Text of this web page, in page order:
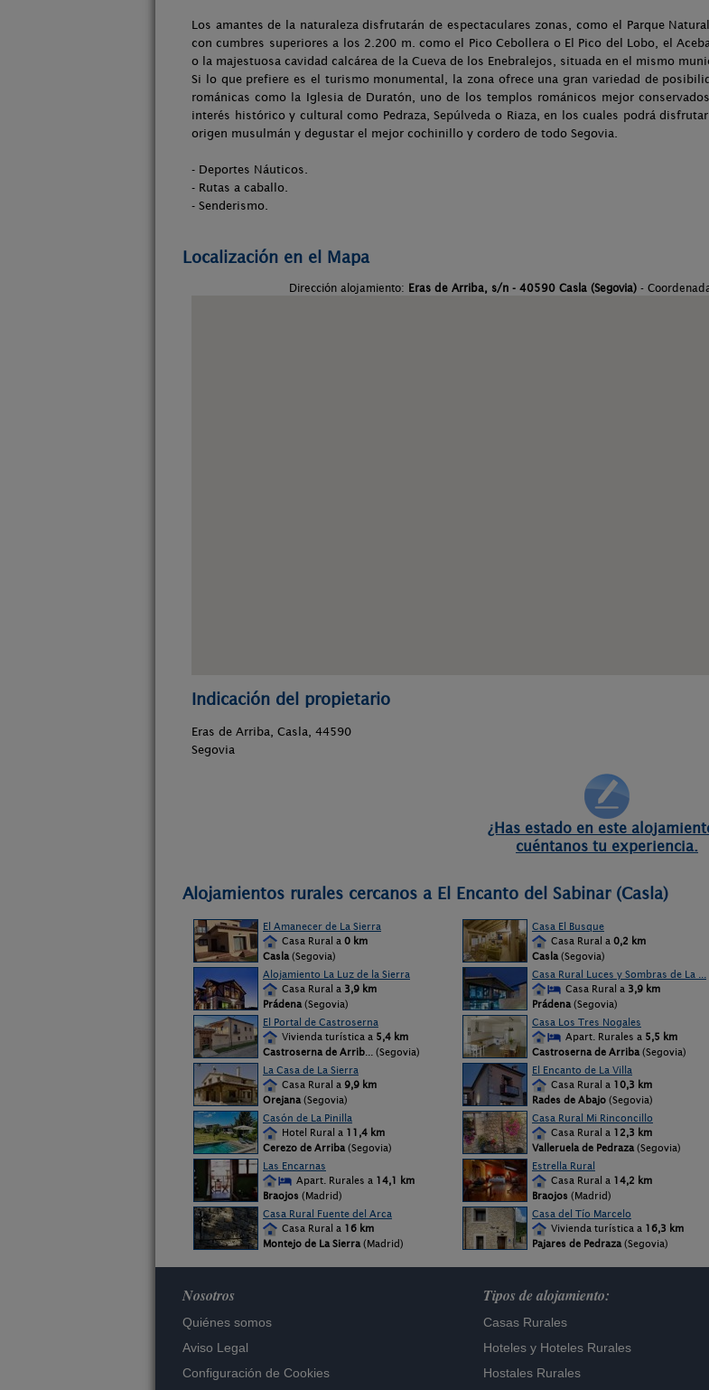
Los amantes de la naturaleza disfrutarán de espectaculares zonas, como el Parque
con cumbres superiores a los 2.200 m. como el Pico Cebollera o El Pico del Lobo, el
o la majestuosa cavidad calcárea de la Cueva de los Enebralejos, situada en el mismo
Si lo que prefiere es el turismo monumental, la zona ofrece una gran variedad de
románicas como la Iglesia de Duratón, uno de los templos románicos mejor
interés histórico y cultural como Pedraza, Sepúlveda o Riaza, en los cuales podrá
origen musulmán y degustar el mejor cochinillo y cordero de todo Segovia.
- Deportes Náuticos.
- Rutas a caballo.
- Senderismo.
Localización en el Mapa
Dirección alojamiento: Eras de Arriba, s/n - 40590 Casla (Segovia)-
Indicación del propietario
Eras de Arriba, Casla, 44590
Segovia
¿Has estado en este
cuéntanos tu experiencia.
Alojamientos rurales cercanos a El Encanto del Sabinar (Casla)
El Amanecer de La Sierra
Casa Rural a 0 km
Casla (Segovia)
Casa El Busque
Casa Rural a 0,2 km
Casla (Segovia)
Alojamiento La Luz de la Sierra
Casa Rural a 3,9 km
Prádena (Segovia)
Casa Rural Luces y Sombras de La ...
Casa Rural a 3,9 km
Prádena (Segovia)
El Portal de Castroserna
Vivienda turística a 5,4 km
Castroserna de Arrib... (Segovia)
Casa Los Tres Nogales
Apart. Rurales a 5,5 km
Castroserna de Arriba (Segovia)
La Casa de La Sierra
Casa Rural a 9,9 km
Orejana (Segovia)
El Encanto de La Villa
Casa Rural a 10,3 km
Rades de Abajo (Segovia)
Casón de La Pinilla
Hotel Rural a 11,4 km
Cerezo de Arriba (Segovia)
Casa Rural Mi Rinconcillo
Casa Rural a 12,3 km
Valleruela de Pedraza (Segovia)
Las Encarnas
Apart. Rurales a 14,1 km
Braojos (Madrid)
Estrella Rural
Casa Rural a 14,2 km
Braojos (Madrid)
Casa Rural Fuente del Arca
Casa Rural a 16 km
Montejo de La Sierra (Madrid)
Casa del Tío Marcelo
Vivienda turística a 16,3 km
Pajares de Pedraza (Segovia)
Nosotros
Quiénes somos
Aviso Legal
Configuración de Cookies
Tipos de alojamiento:
Casas Rurales
Hoteles y Hoteles Rurales
Hostales Rurales